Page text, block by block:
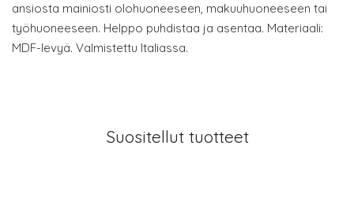
ansiosta mainiosti olohuoneeseen, makuuhuoneeseen tai
työhuoneeseen. Helppo puhdistaa ja asentaa. Materiaali:
MDF-levyä. Valmistettu Italiassa.
Suositellut tuotteet